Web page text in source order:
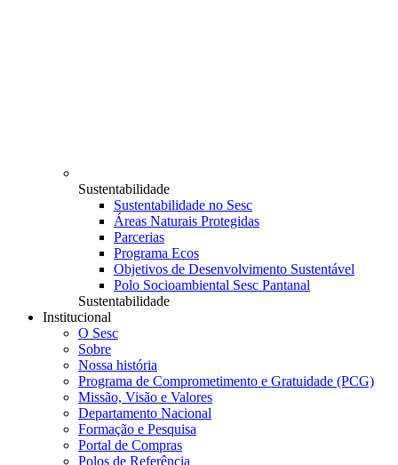
Sustentabilidade
Sustentabilidade no Sesc
Áreas Naturais Protegidas
Parcerias
Programa Ecos
Objetivos de Desenvolvimento Sustentável
Polo Socioambiental Sesc Pantanal
Sustentabilidade
Institucional
O Sesc
Sobre
Nossa história
Programa de Comprometimento e Gratuidade (PCG)
Missão, Visão e Valores
Departamento Nacional
Formação e Pesquisa
Portal de Compras
Polos de Referência